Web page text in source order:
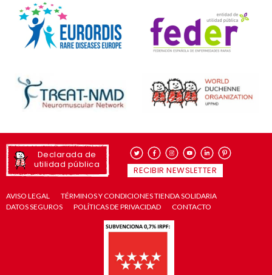
Declarada de
utilidad pública
RECIBIR NEWSLETTER
AVISO LEGAL
TÉRMINOS Y CONDICIONES TIENDA SOLIDARIA
DATOS SEGUROS
POLÍTICAS DE PRIVACIDAD CONTACTO